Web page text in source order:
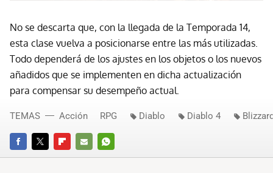
No se descarta que, con la llegada de la Temporada 14,
esta clase vuelva a posicionarse entre las más utilizadas.
Todo dependerá de los ajustes en los objetos o los nuevos
añadidos que se implementen en dicha actualización
para compensar su desempeño actual.
FACEBOOKTWITTERFLIPBOARD
E-
WHATSAPP
TEMAS Acción RPG Diablo Diablo 4